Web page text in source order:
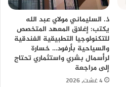
ذ. السليماني مولاي عبد الله
يكتب: إغلاق المعهد المتخصص
للتكنولوجيا التطبيقية الفندقية
والسياحية بأرفود… خسارة
لرأسمال بشري واستثماري تحتاج
إلى مراجعة
4 غشت، 2026